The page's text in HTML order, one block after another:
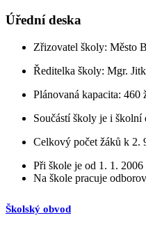
Úřední deska
Zřizovatel školy: Město
Ředitelka školy: Mgr.
Plánovaná kapacita: 460
Součástí školy je i školní
Celkový počet žáků k 2.
Při škole je od 1. 1. 2006
Na škole pracuje
Školský obvod